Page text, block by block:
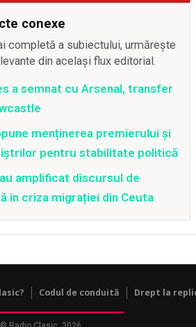
conexe
completă a subiectului, urmărește
din același flux editorial.
a semnat cu Arsenal, transfer
menținerea premierului și
pentru stabilitate politică
amplificat discursul de
în criza migrației din Ceuta
Codul de conduită Drept la